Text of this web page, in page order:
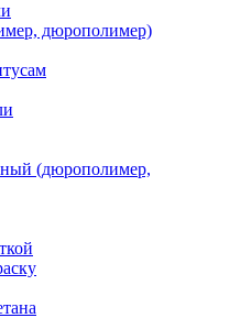
дюрополимер)
(дюрополимер,